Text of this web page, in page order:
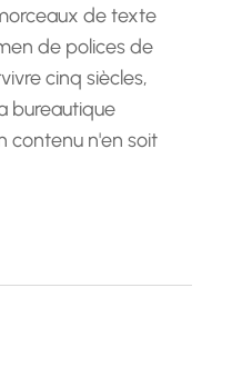
de texte
de polices de
cinq siècles,
bureautique
contenu n'en soit